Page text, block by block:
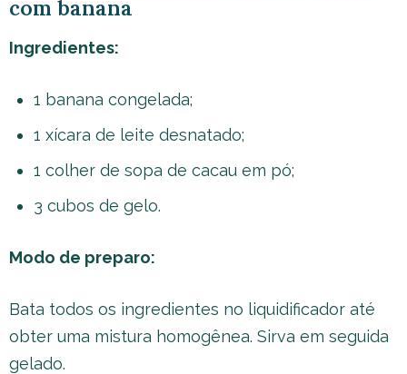
com banana
Ingredientes:
1 banana congelada;
1 xícara de leite desnatado;
1 colher de sopa de cacau em pó;
3 cubos de gelo.
Modo de preparo:
Bata todos os ingredientes no liquidificador até
obter uma mistura homogênea. Sirva em seguida
gelado.